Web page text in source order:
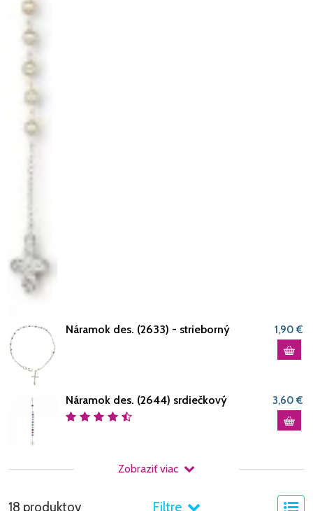
Náramok des. (2633) - strieborný 1,90 €
Náramok des. (2644) srdiečkový 3,60 €
Zobraziť viac
18 produktov Filtre